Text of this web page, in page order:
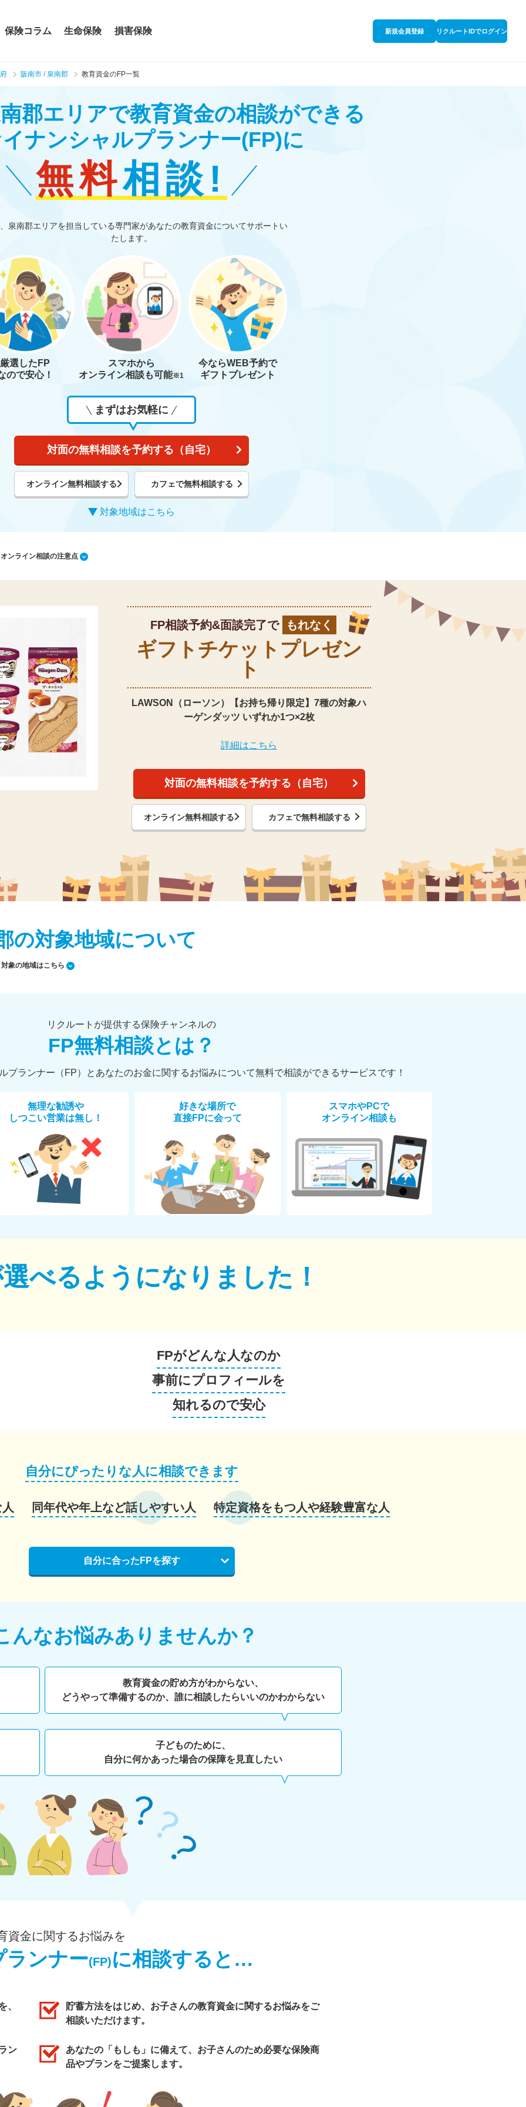
保険コラム 生命保険 損害保険 新規会員登録 リクルートIDでログイン
阪南市 / 泉南郡 教育資金のFP一覧
郡エリアで教育資金の相談ができる
ナンシャルプランナー(FP)に
無料相談!
泉南郡エリアを担当している専門家があなたの教育資金についてサポートい
たします。
厳選したFP
ので安心！
スマホから
オンライン相談も可能※1
今ならWEB予約で
ギフトプレゼント
まずはお気軽に
対面の無料相談を予約する（自宅）
オンライン無料相談する カフェで無料相談する
対象地域はこちら
ンライン相談の注意点
FP相談予約&面談完了で もれなく
ギフトチケット プレゼン
ト
LAWSON（ローソン）【お持ち帰り限定】 7種の対象ハ
ーゲンダッツ いずれか1つ×2枚
詳細はこちら
対面の無料相談を予約する（自宅）
オンライン無料相談する カフェで無料相談する
の対象地域について
対象の地域はこちら
リクルートが提供する保険チャンネルの
FP無料相談とは？
プランナー（FP）とあなたのお金に関するお悩みについて無料で相談ができるサービスです！
無理な勧誘や
しつこい営業は無し！
好きな場所で
直接FPに会って
スマホやPCで
オンライン相談も
べるようになりました！
FPがどんな人なのか
事前にプロフィールを
知れるので安心
自分にぴったりな人に相談できます
同年代や年上など話しやすい人 特定資格をもつ人や経験豊富な人
自分に合ったFPを探す
んなお悩みありませんか？
教育資金の貯め方がわからない、
どうやって準備するのか、 誰に相談したらいいのかわからない
子どものために、
自分に何かあった場合の保障を見直したい
資金に関するお悩みを
ランナー(FP)に相談すると…
、
貯蓄方法をはじめ、お子さんの教育資金に関するお悩みをご
相談いただけます。
ン
あなたの「もしも」に備えて、お子さんのため必要な保険商
品やプランをご提案します。